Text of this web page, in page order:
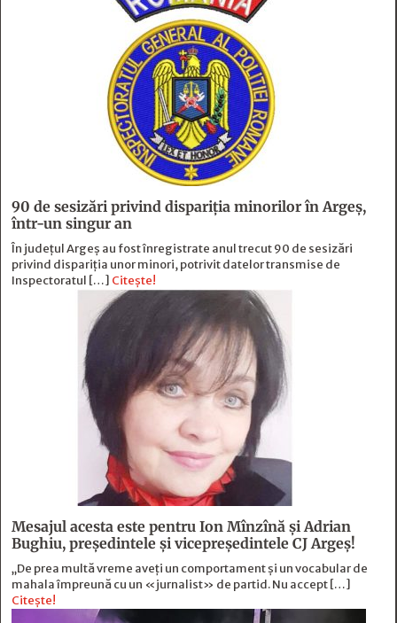
90 de sesizări privind dispariţia minorilor în Argeş,
într-un singur an
În județul Argeș au fost înregistrate anul trecut 90 de sesizări
privind dispariția unor minori, potrivit datelor transmise de
Inspectoratul […] Citește!
Mesajul acesta este pentru Ion Mînzînă şi Adrian
Bughiu, preşedintele şi vicepreşedintele CJ Argeş!
„De prea multă vreme aveți un comportament și un vocabular de
mahala împreună cu un «jurnalist» de partid. Nu accept […]
Citește!